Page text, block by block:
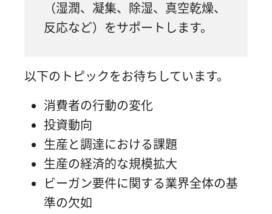
（湿潤、凝集、除湿、真空乾燥、
反応など）をサポートします。
以下のトピックをお待ちしています。
消費者の行動の変化
投資動向
生産と調達における課題
生産の経済的な規模拡大
ビーガン要件に関する業界全体の基
準の欠如